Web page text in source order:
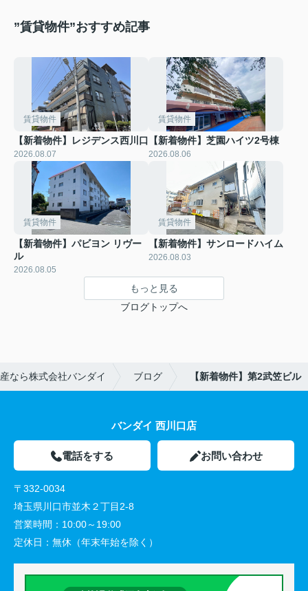
”賃貸物件”おすすめ記事
賃貸物件
【新着物件】レジデンス西川口
2026.08.07
賃貸物件
【新着物件】芝園ハイツ2号棟
2026.08.06
賃貸物件
【新着物件】パビヨン リヴー
ル
2026.08.05
賃貸物件
【新着物件】サンロードハイム
2026.08.03
もっと見る
ブログトップへ
なら株式会社バンダイ ブログ 【新着物件】第2武笠ビル
バンダイ 西川口店
電話をする お問い合わせ
〒332-0034
埼玉県川口市並木２丁目2-8
営業時間： 10:00～19:00
定休日： 無休（年末年始を除く）